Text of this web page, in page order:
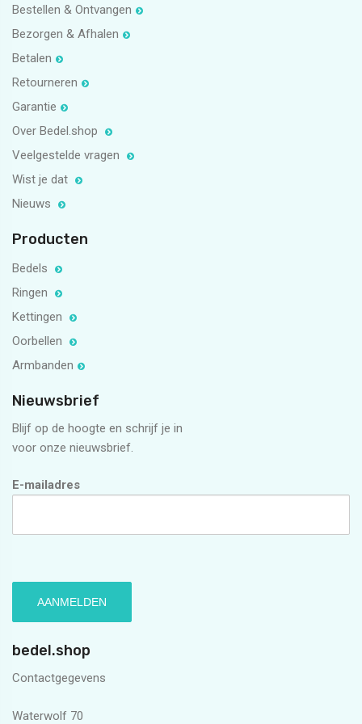
Bestellen & Ontvangen
Bezorgen & Afhalen
Betalen
Retourneren
Garantie
Over Bedel.shop
Veelgestelde vragen
Wist je dat
Nieuws
Producten
Bedels
Ringen
Kettingen
Oorbellen
Armbanden
Nieuwsbrief
Blijf op de hoogte en schrijf je in
voor onze nieuwsbrief.
E-mailadres
bedel.shop
Contactgegevens
Waterwolf 70